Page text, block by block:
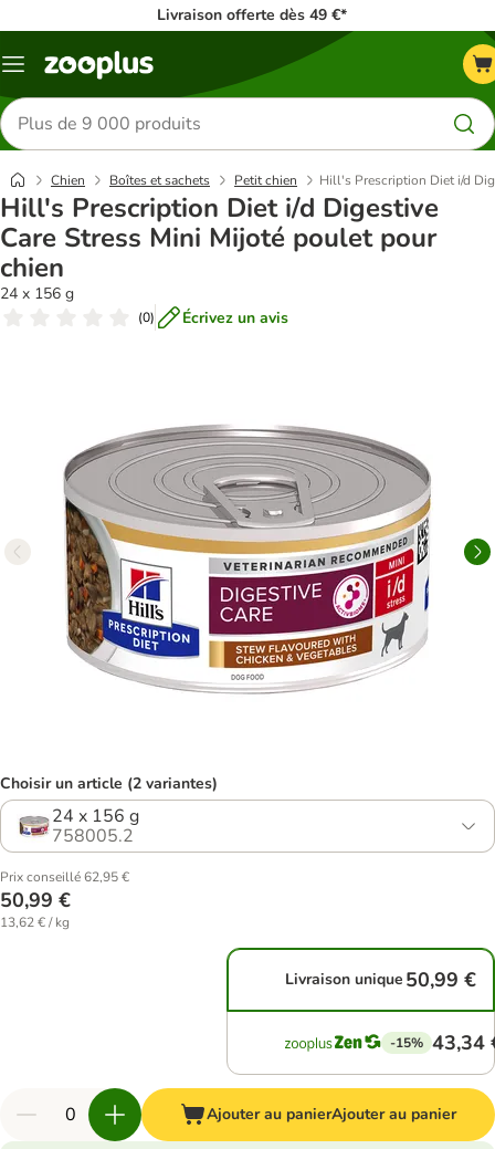
Livraison offerte dès 49 €*
Menu
Rechercher
des
produits
Chien Boîtes et sachets Petit chien Hill's Prescription Diet i/d
Hill's Prescription Diet i/d Digestive
Care Stress Mini Mijoté poulet pour
chien
24 x 156 g
(0) Écrivez un avis
Choisir un article (2 variantes)
24 x 156 g
758005.2
Prix conseillé 62,95 €
50,99 €
13,62 € / kg
Livraison unique 50,99 €
-15% 43,34
Ajouter au panierAjouter au panier